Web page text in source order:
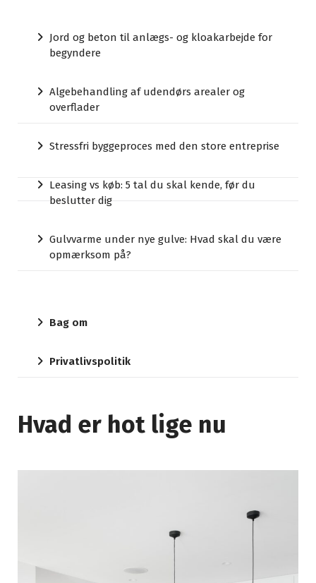
Jord og beton til anlægs- og kloakarbejde for
begyndere
Algebehandling af udendørs arealer og
overflader
Stressfri byggeproces med den store entreprise
Leasing vs køb: 5 tal du skal kende, før du
beslutter dig
Gulvvarme under nye gulve: Hvad skal du være
opmærksom på?
Bag om
Privatlivspolitik
Hvad er hot lige nu